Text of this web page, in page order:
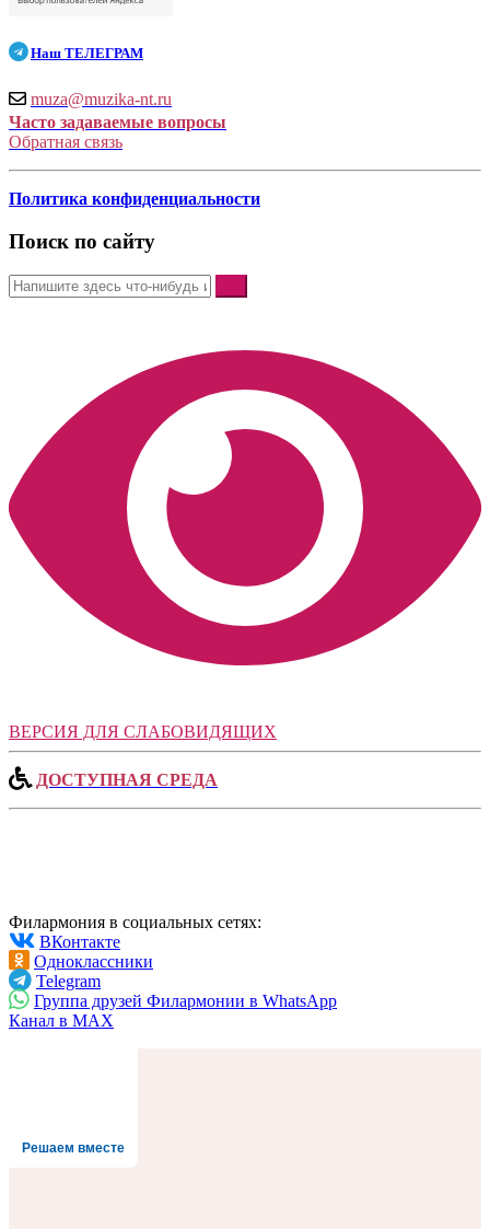
Наш ТЕЛЕГРАМ
muza@muzika-nt.ru
Часто задаваемые вопросы
Обратная связь
Политика конфиденциальности
Поиск по сайту
ВЕРСИЯ ДЛЯ СЛАБОВИДЯЩИХ
ДОСТУПНАЯ СРЕДА
Филармония в социальных сетях:
ВКонтакте
Одноклассники
Telegram
Группа друзей Филармонии в WhatsApp
Канал в MAX
Решаем вместе